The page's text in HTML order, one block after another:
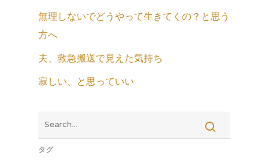
無理しないでどうやって生きてくの？と思う
方へ
夫、救急搬送で見えた気持ち
寂しい、と思っていい
タグ